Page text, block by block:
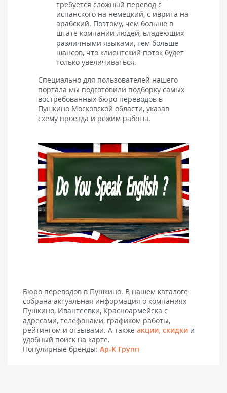
требуется сложный перевод с
испанского на немецкий, с иврита на
арабский. Поэтому, чем больше в
штате компании людей, владеющих
различными языками, тем больше
шансов, что клиентский поток будет
только увеличиваться.
Специально для пользователей нашего
портала мы подготовили подборку самых
востребованных бюро переводов в
Пушкино Московской области, указав
схему проезда и режим работы.
Бюро переводов в Пушкино. В нашем каталоге
собрана актуальная информация о компаниях
Пушкино, Ивантеевки, Красноармейска с
адресами, телефонами, графиком работы,
рейтингом и отзывами. А также акции, скидки и
удобный поиск на карте.
Популярные бренды: Ар-К Групп